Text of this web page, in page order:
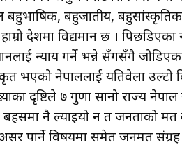
बहुभाषिक, बहुजातीय,
देशमा विद्यमान छ ।
न्याय गर्ने भन्ने सँगसँगै
भएको नेपाललाई यतिवेला उल्टो
दृष्टिले ७ गुणा सानो राज्य
नै ल्याइयो न त जनताको मत
पार्ने विषयमा समेत जनमत